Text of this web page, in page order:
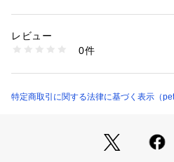
首元と前立て部分はウーブン生地
久性を高め、袖・裾・襟元は程よ
・環境に配慮したリサイクルポリ
・袖、裾、襟元は程よいフィット
商品番号：
2254307 （ショップ）
レビュー
0件
特定商取引に関する法律に基づく表示（